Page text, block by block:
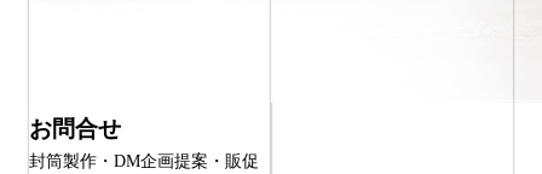
お問合せ
封筒製作・DM企画提案・販促